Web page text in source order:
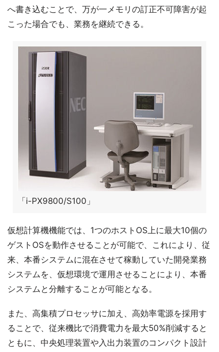
へ書き込むことで、万が一メモリの訂正不可障害が起
こった場合でも、業務を継続できる。
「i-PX9800/S100」
仮想計算機機能では、1つのホストOS上に最大10個の
ゲストOSを動作させることが可能で、これにより、従
来、本番システムに混在させて稼動していた開発業務
システムを、仮想環境で運用させることにより、本番
システムと分離することが可能となる。
また、高集積プロセッサに加え、高効率電源を採用す
ることで、従来機比で消費電力を最大50%削減すると
ともに、中央処理装置や入出力装置のコンパクト設計